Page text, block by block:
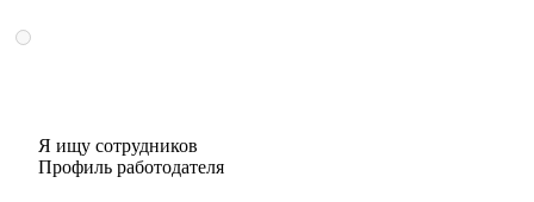
Я ищу сотрудников
Профиль работодателя